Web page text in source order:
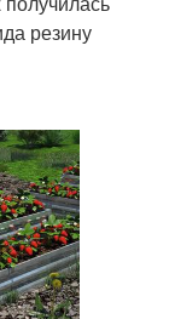
резину